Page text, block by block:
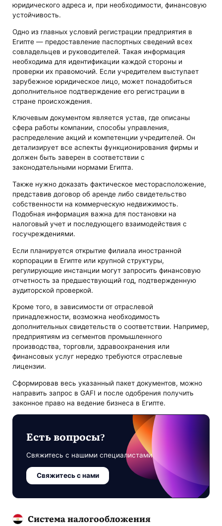
юридического адреса и, при необходимости, финансовую
устойчивость.
Одно из главных условий регистрации предприятия в
Египте — предоставление паспортных сведений всех
совладельцев и руководителей. Такая информация
необходима для идентификации каждой стороны и
проверки их правомочий. Если учредителем выступает
зарубежное юридическое лицо, может понадобиться
дополнительное подтверждение его регистрации в
стране происхождения.
Ключевым документом является устав, где описаны
сфера работы компании, способы управления,
распределение акций и компетенции учредителей. Он
детализирует все аспекты функционирования фирмы и
должен быть заверен в соответствии с
законодательными нормами Египта.
Также нужно доказать фактическое месторасположение,
представив договор об аренде либо свидетельство
собственности на коммерческую недвижимость.
Подобная информация важна для постановки на
налоговый учет и последующего взаимодействия с
госучреждениями.
Если планируется открытие филиала иностранной
корпорации в Египте или крупной структуры,
регулирующие инстанции могут запросить финансовую
отчетность за предшествующий год, подтвержденную
аудиторской проверкой.
Кроме того, в зависимости от отраслевой
принадлежности, возможна необходимость
дополнительных свидетельств о соответствии. Например,
предприятиям из сегментов промышленного
производства, торговли, здравоохранения или
финансовых услуг нередко требуются отраслевые
лицензии.
Сформировав весь указанный пакет документов, можно
направить запрос в GAFI и после одобрения получить
законное право на ведение бизнеса в Египте.
Есть вопросы?
Свяжитесь с нашими специалистами
Свяжитесь с нами
Система налогообложения